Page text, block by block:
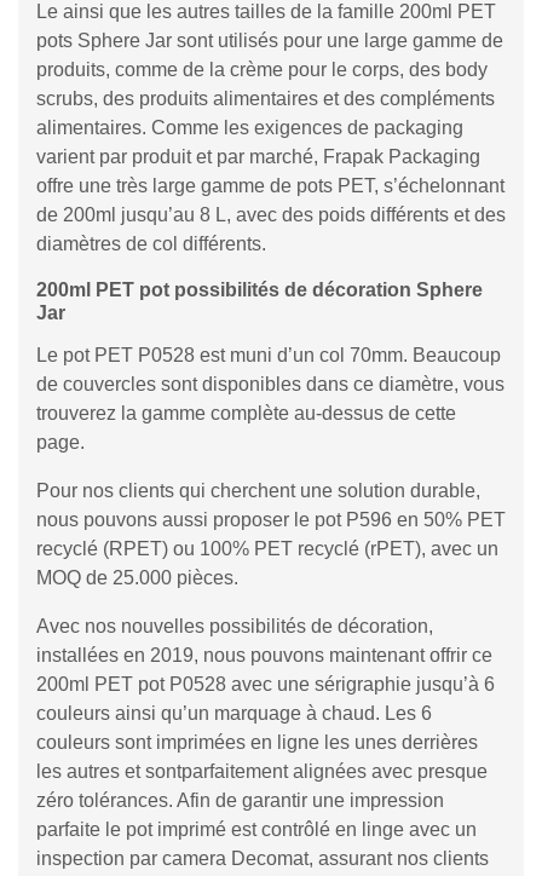
Le ainsi que les autres tailles de la famille 200ml PET
pots Sphere Jar sont utilisés pour une large gamme de
produits, comme de la crème pour le corps, des body
scrubs, des produits alimentaires et des compléments
alimentaires. Comme les exigences de packaging
varient par produit et par marché, Frapak Packaging
offre une très large gamme de pots PET, s’échelonnant
de 200ml jusqu’au 8 L, avec des poids différents et des
diamètres de col différents.
200ml PET pot possibilités de décoration Sphere
Jar
Le pot PET P0528 est muni d’un col 70mm. Beaucoup
de couvercles sont disponibles dans ce diamètre, vous
trouverez la gamme complète au-dessus de cette
page.
Pour nos clients qui cherchent une solution durable,
nous pouvons aussi proposer le pot P596 en 50% PET
recyclé (RPET) ou 100% PET recyclé (rPET), avec un
MOQ de 25.000 pièces.
Avec nos nouvelles possibilités de décoration,
installées en 2019, nous pouvons maintenant offrir ce
200ml PET pot P0528 avec une sérigraphie jusqu’à 6
couleurs ainsi qu’un marquage à chaud. Les 6
couleurs sont imprimées en ligne les unes derrières
les autres et sontparfaitement alignées avec presque
zéro tolérances. Afin de garantir une impression
parfaite le pot imprimé est contrôlé en linge avec un
inspection par camera Decomat, assurant nos clients